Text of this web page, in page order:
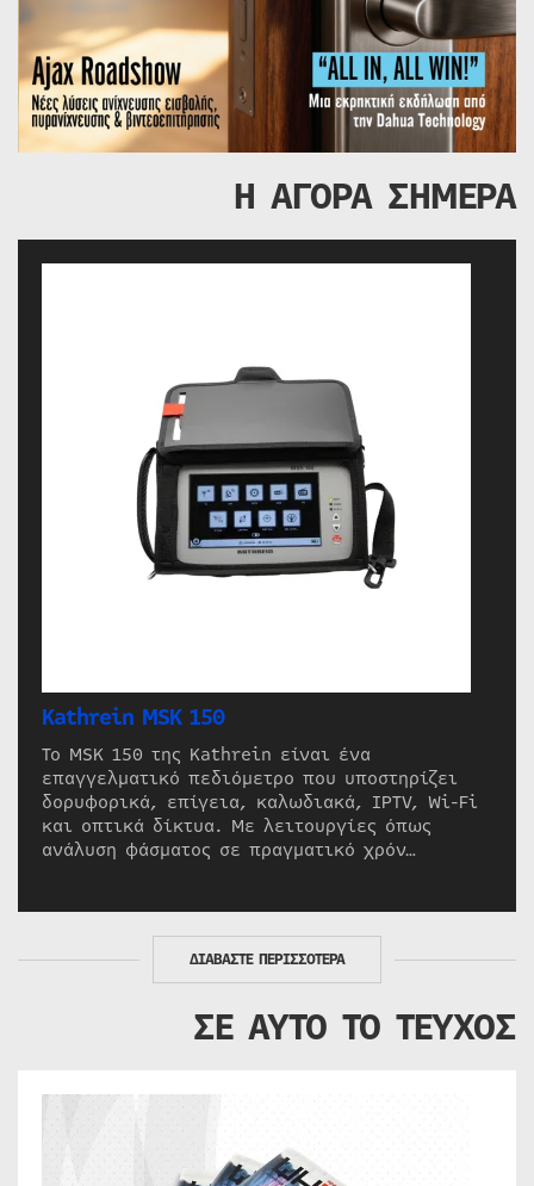
Η ΑΓΟΡΑ ΣΗΜΕΡΑ
Kathrein MSK 150
Το MSK 150 της Kathrein είναι ένα
επαγγελματικό πεδιόμετρο που υποστηρίζει
δορυφορικά, επίγεια, καλωδιακά, IPTV, Wi-Fi
και οπτικά δίκτυα. Με λειτουργίες όπως
ανάλυση φάσματος σε πραγματικό χρόν…
ΔΙΑΒΑΣΤΕ ΠΕΡΙΣΣΟΤΕΡΑ
ΣΕ ΑΥΤΟ ΤΟ ΤΕΥΧΟΣ